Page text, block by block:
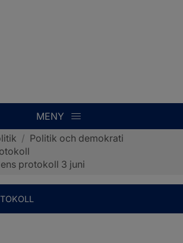
MENY
/ Politik och demokrati
protokoll 3 juni